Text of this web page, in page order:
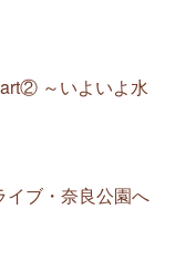
～いよいよ水
ブ・奈良公園へ